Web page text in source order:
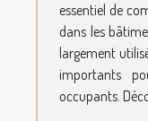
essentiel de
dans les
largement
importants
occupants.